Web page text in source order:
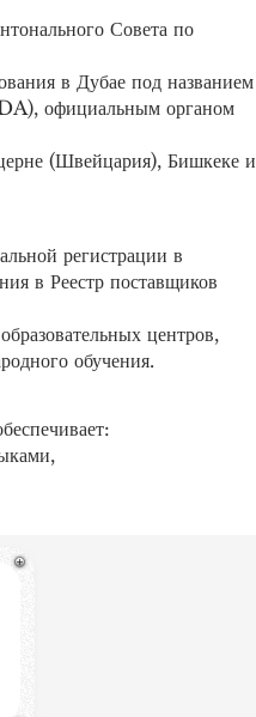
Совета по
в Дубае под названием
официальным органом
(Швейцария), Бишкеке и
регистрации в
в Реестр поставщиков
центров,
обучения.